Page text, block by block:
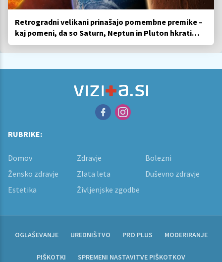
Retrogradni velikani prinašajo pomembne premike –
kaj pomeni, da so Saturn, Neptun in Pluton hkrati
retrogradni?
RUBRIKE:
Domov Zdravje
Bolezni
Žensko zdravje
Zlata leta
Duševno zdravje
Estetika
Življenjske zgodbe
OGLAŠEVANJE UREDNIŠTVO PRO PLUS MODERIRANJE
PIŠKOTKI SPREMENI NASTAVITVE PIŠKOTKOV